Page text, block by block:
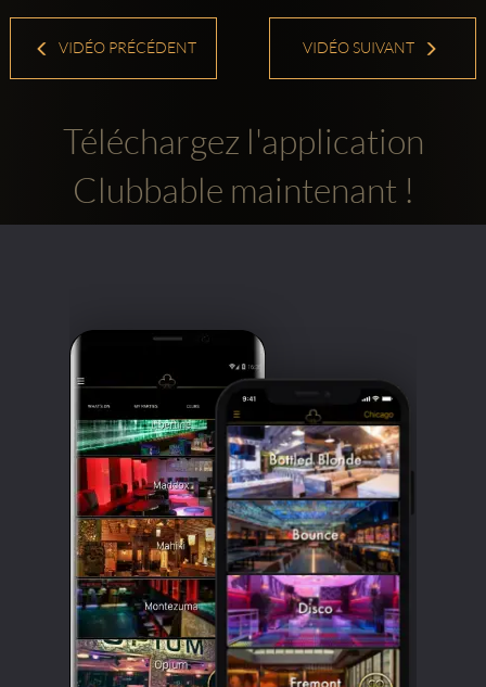
VIDÉO PRÉCÉDENT VIDÉO SUIVANT
Téléchargez l'application
Clubbable maintenant !